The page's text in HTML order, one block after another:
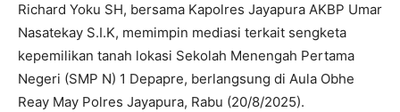
Richard Yoku SH, bersama Kapolres Jayapura AKBP Umar
Nasatekay S.I.K, memimpin mediasi terkait sengketa
kepemilikan tanah lokasi Sekolah Menengah Pertama
Negeri (SMP N) 1 Depapre, berlangsung di Aula Obhe
Reay May Polres Jayapura, Rabu (20/8/2025).